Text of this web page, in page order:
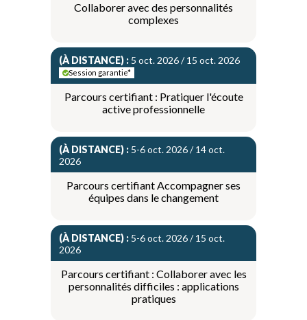
Collaborer avec des personnalités
complexes
(À DISTANCE) : 5 oct. 2026 / 15 oct. 2026
Session garantie*
Parcours certifiant : Pratiquer l'écoute
active professionnelle
(À DISTANCE) : 5-6 oct. 2026 / 14 oct.
2026
Parcours certifiant Accompagner ses
équipes dans le changement
(À DISTANCE) : 5-6 oct. 2026 / 15 oct.
2026
Parcours certifiant : Collaborer avec les
personnalités difficiles : applications
pratiques